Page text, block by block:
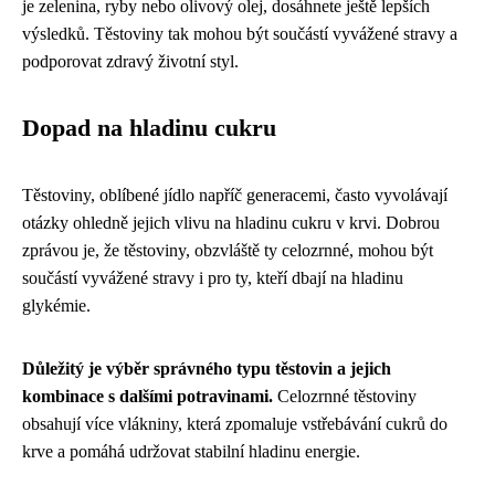
je zelenina, ryby nebo olivový olej, dosáhnete ještě lepších
výsledků. Těstoviny tak mohou být součástí vyvážené stravy a
podporovat zdravý životní styl.
Dopad na hladinu cukru
Těstoviny, oblíbené jídlo napříč generacemi, často vyvolávají
otázky ohledně jejich vlivu na hladinu cukru v krvi. Dobrou
zprávou je, že těstoviny, obzvláště ty celozrnné, mohou být
součástí vyvážené stravy i pro ty, kteří dbají na hladinu
glykémie.
Důležitý je výběr správného typu těstovin a jejich
kombinace s dalšími potravinami. Celozrnné těstoviny
obsahují více vlákniny, která zpomaluje vstřebávání cukrů do
krve a pomáhá udržovat stabilní hladinu energie.